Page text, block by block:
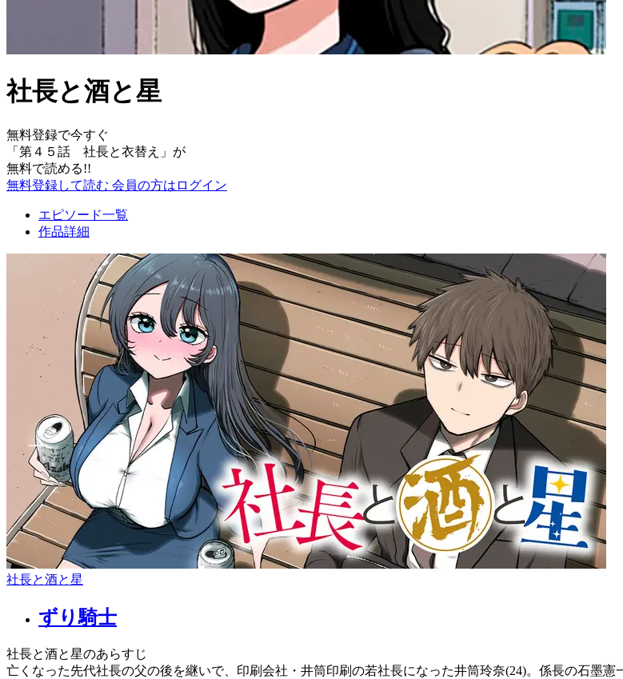
社長と酒と星
無料登録で今すぐ
「 第４５話 社長と衣替え 」が
無料で読める!!
無料登録して読む 会員の方はログイン
エピソード一覧
作品詳細
社長と酒と星
ずり騎士
社長と酒と星のあらすじ
亡くなった先代社長の父の後を継いで、印刷会社・井筒印刷の若社長になった井筒玲奈(24)。係長の石墨